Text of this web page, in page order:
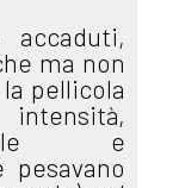
ma non
pellicola
e
pesavano